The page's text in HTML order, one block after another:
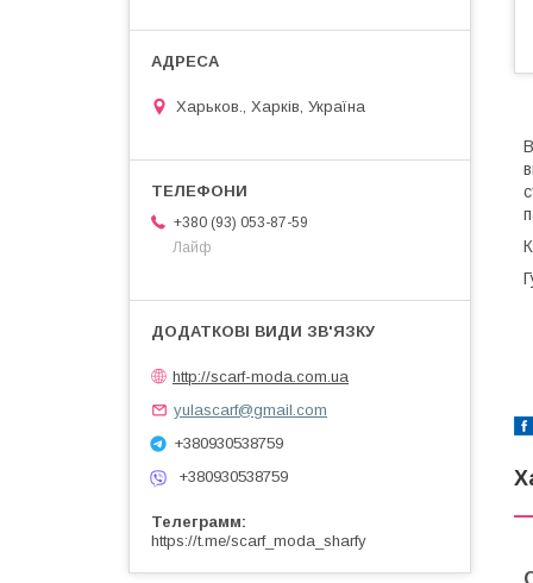
Харьков., Харків, Україна
+380 (93) 053-87-59
Лайф
http://scarf-moda.com.ua
yulascarf@gmail.com
+380930538759
+380930538759
Телеграмм
https://t.me/scarf_moda_sharfy